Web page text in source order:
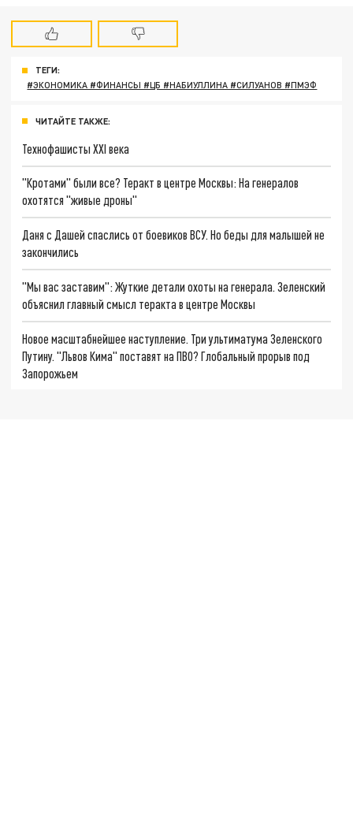
ТЕГИ:
#ЭКОНОМИКА #ФИНАНСЫ #ЦБ #НАБИУЛЛИНА #СИЛУАНОВ #ПМЭФ
ЧИТАЙТЕ ТАКЖЕ:
Технофашисты XXI века
"Кротами" были все? Теракт в центре Москвы: На генералов
охотятся "живые дроны"
Даня с Дашей спаслись от боевиков ВСУ. Но беды для малышей не
закончились
"Мы вас заставим": Жуткие детали охоты на генерала. Зеленский
объяснил главный смысл теракта в центре Москвы
Новое масштабнейшее наступление. Три ультиматума Зеленского
Путину. "Львов Кима" поставят на ПВО? Глобальный прорыв под
Запорожьем